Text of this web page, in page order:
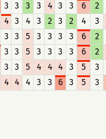
3 3 3 3 4 3 3 6
2
4 3 4 3 2 3 2 4
3
3 3 5 3 3 3 3 6
2
3 3 5 3 3 3 3 6
2
3 3 5 4 4 4 3 5
3
4 4 4 3 3 6 3 5 3